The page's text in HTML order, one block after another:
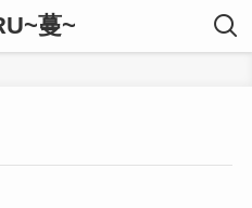
蔓~